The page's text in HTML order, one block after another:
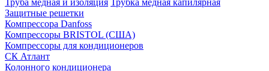
Труба медная и изоляция Трубка медная капилярная
Защитные решетки
Компрессора Danfoss
Компрессоры BRISTOL (США)
Компрессоры для кондиционеров
СК Атлант
Колонного кондиционера